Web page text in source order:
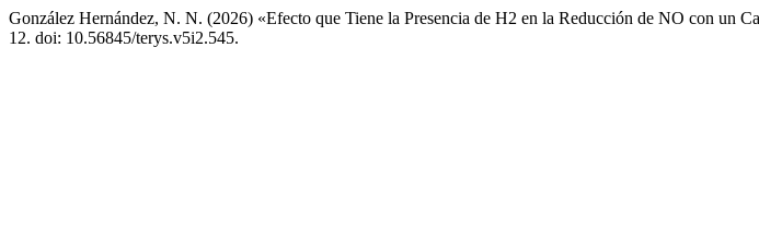
González Hernández, N. N. (2026) «Efecto que Tiene la Presencia de H2 en la Reducción de NO con un
12. doi: 10.56845/terys.v5i2.545.